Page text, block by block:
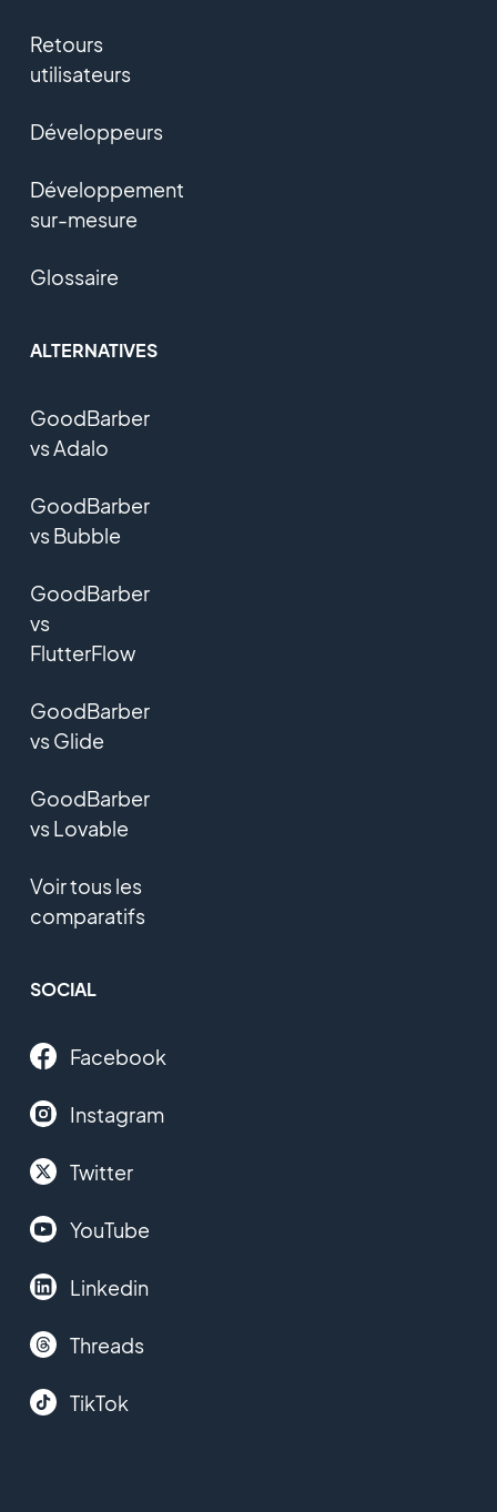
Retours
utilisateurs
Développeurs
Développement
sur-mesure
Glossaire
ALTERNATIVES
GoodBarber
vs Adalo
GoodBarber
vs Bubble
GoodBarber
vs
FlutterFlow
GoodBarber
vs Glide
GoodBarber
vs Lovable
Voir tous les
comparatifs
SOCIAL
Facebook
Instagram
Twitter
YouTube
Linkedin
Threads
TikTok